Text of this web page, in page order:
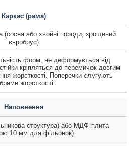
Каркас (рама)
(сосна або хвойні породи, зрощений
євробрус)
форм, не деформується від
кріпляться до перемичок довгим
жорсткості. Поперечки слугують
жорсткості.
Наповнення
структура) або МДФ-плита
10 мм для фільонок)